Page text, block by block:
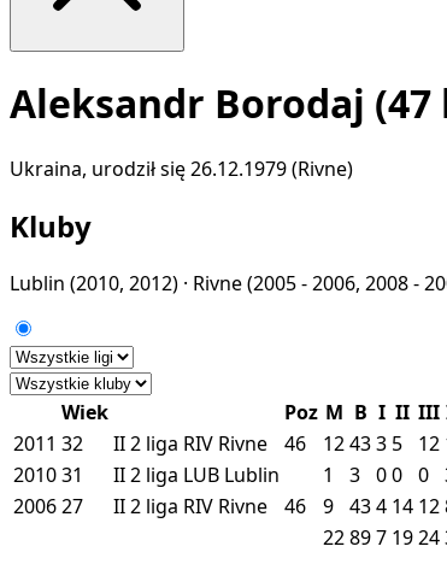
Aleksandr Borodaj (47
Ukraina, urodził się 26.12.1979 (Rivne)
Kluby
Lublin (2010, 2012) · Rivne(2005 - 2006, 2008 -
Wiek Poz M B I II III
2011 32 II2 liga RIV Rivne 46 12433 5 12
201031 II2 liga LUB Lublin 1 3 00 0
200627 II2 liga RIV Rivne 46 9 434 14 12
22897 1924